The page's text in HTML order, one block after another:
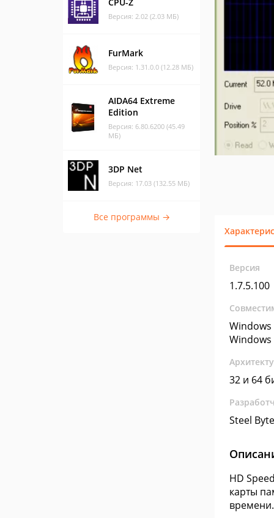
Версия: 2.02 (2.03 МБ)
FurMark
Версия: 1.31.0.0 (12.28 МБ)
AIDA64 Extreme
Edition
Версия: 6.80.6200 (45.49
МБ)
3DP Net
Версия: 17.03 (132.55 МБ)
Все программы →
Версия
1.7.5.100
Windows
Windows
32 и 64
Steel
HD
карты
времени.